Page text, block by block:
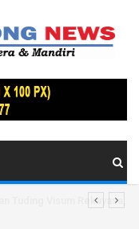
Tuding Visum Rekayasa,